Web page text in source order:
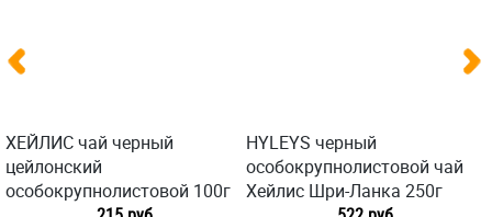
ХЕЙЛИС чай черный
цейлонский
особокрупнолистовой 100г
HYLEYS черный
особокрупнолистовой чай
Хейлис Шри-Ланка 250г